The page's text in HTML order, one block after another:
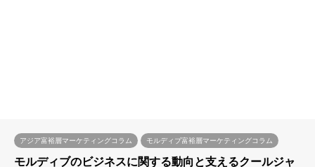
アジア富裕層マーケティングコラム モルディブ富裕層マーケティングコラム
モルディブのビジネスに関する動向と支えるクールジャ